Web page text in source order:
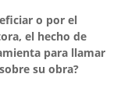
o por el
el hecho de
para llamar
su obra?